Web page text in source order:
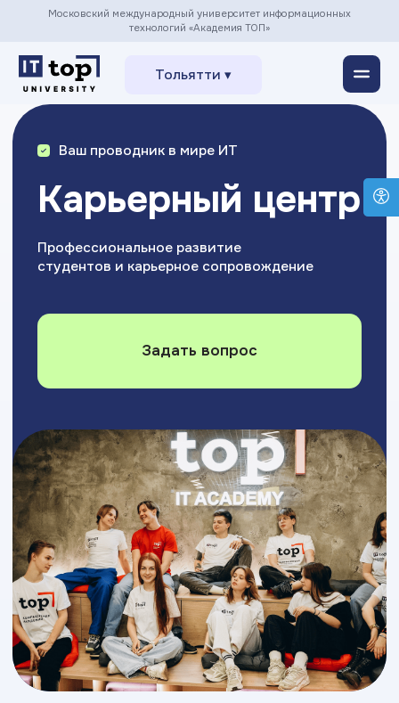
Московский международный университет информационных
технологий «Академия ТОП»
Карьерный центр
студентов и карьерное сопровождение
Ваш проводник в мире ИТ
Задать вопрос
Для кого
Наша платформа создана для студентов.Здесь
можно найти первые стажировки, стартовые
роли, профессиональные позиции, внутренние
Кому и как помогает
карьерный центр?